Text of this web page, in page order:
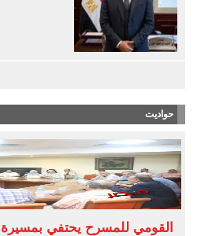
حواديت
القومي للمسرح يحتفي